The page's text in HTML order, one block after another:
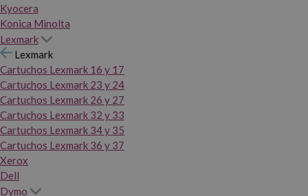
Kyocera
Konica Minolta
Lexmark
Lexmark
Cartuchos Lexmark 16 y 17
Cartuchos Lexmark 23 y 24
Cartuchos Lexmark 26 y 27
Cartuchos Lexmark 32 y 33
Cartuchos Lexmark 34 y 35
Cartuchos Lexmark 36 y 37
Xerox
Dell
Dymo